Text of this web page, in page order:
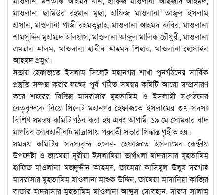
মাওলানা ছামিউর রহমান মুছা, হাফিজ মাওলানা তাজুল ইসলাম
হাসান, মাওলানা গাজী রহমতুল্লাহ, মাওলানা আহমদ কবির, মাওলানা
শামসুদ্দিন মুহাম্মদ ইলিয়াস, মাওলানা আব্দুল মালিক চৌধুরী, মাওলানা
এমরান আলম, মাওলানা হাবীব আহমদ শিহাব, মাওলানা হোসাইন
আহমদ প্রমুখ।
সভায় হেফাজতে ইসলাম সিলেট মহানগর শাখা পুনর্গঠনের সার্বিক
প্রস্তুতি সম্পন্ন করার লক্ষ্যে পূর্ব গঠিত সমন্বয় কমিটি আরো সম্প্রসারণ
করে শহরের বিভিন্ন মাদরাসার মুহতামিম ও ইসলামী সংগঠনের
নেতৃবৃন্দকে নিয়ে সিলেট মহানগর হেফাজতে ইসলামের ৩৭ সদস্য
বিশিষ্ট সমন্বয় কমিটি গঠন করা হয় এবং আগামী ১৯ মে সোমবার বাদ
মাগরিব সোবহানীঘাট মাদ্রাসায় পরবর্তী সভার সিদ্ধান্ত গৃহীত হয়।
সমন্বয় কমিটির সদস্যবৃন্দ হলেন- হেফাজতে ইসলামের কেন্দ্রীয়
উপদেষ্টা ও জামেয়া নূরীয়া ইসলামিয়া ভার্থখলা মাদরাসার মুহতামিম
হাফিজ মাওলানা মজদুদ্দীন আহমদ, জামেয়া কাসিমুল উলুম দরগাহ
মাদরাসার মুহতামিম মাওলানা মাশুক উদ্দিন, জামেয়া মাদানিয়া কাজির
বাজার মাদরাসার মুহতামিম মাওলানা আব্দুস সোবহান, দারুস সালাম